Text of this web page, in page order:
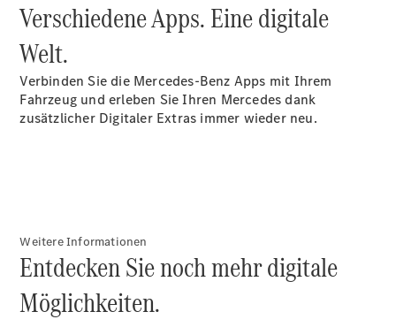
Neue Modelle
Elektromodelle
Plug-in-Hybrid Modelle
Alle
Limousinen
CLA
Elektrisch
CLA
Verschiedene Apps. Eine digitale
Welt.
Verbinden Sie die Mercedes-Benz Apps mit Ihrem
Fahrzeug und erleben Sie Ihren Mercedes dank
zusätzlicher Digitaler Extras immer wieder neu.
Weitere Informationen
Entdecken Sie noch mehr digitale
Möglichkeiten.